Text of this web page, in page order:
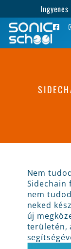
Nem
Sidechain
nem
neked
új
területén,